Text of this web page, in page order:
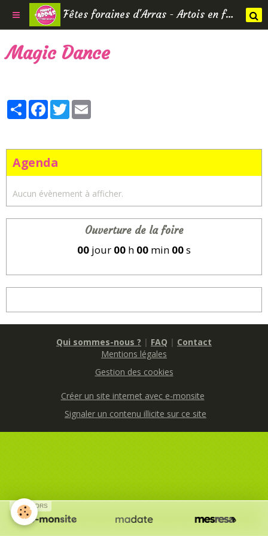
Fêtes foraines d'Arras - Artois en fêtes
Magic Dance
PartagerFacebook
Twitter
Agenda
Aucun évènement à afficher.
Ouverture de la foire
00 jour 00 h 00 min 00s
Qui sommes-nous ? | FAQ | Contact
Mentions légales
Gestion des cookies
Créer un site internet avec e-monsite
Signaler un contenu illicite sur ce site
SPONSORS